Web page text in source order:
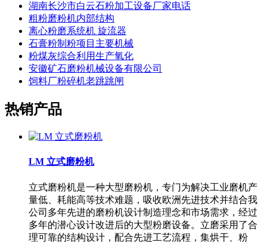
湖南长沙市白云石粉加工设备厂家电话
粗粉磨粉机内部结构
离心粉磨系统机 旋流器
石膏粉制粉项目主要机械
粉煤灰综合利用生产氧化
安徽矿石磨粉机械设备有限公司
饲料厂粉碎机老跳跳闸
热销产品
LM 立式磨粉机
立式磨粉机是一种大型磨粉机，专门为解决工业磨机产
量低、耗能高等技术难题，吸收欧洲先进技术并结合我
公司多年先进的磨粉机设计制造理念和市场需求，经过
多年的潜心设计改进后的大型粉磨设备。立磨采用了合
理可靠的结构设计，配合先进工艺流程，集烘干、粉